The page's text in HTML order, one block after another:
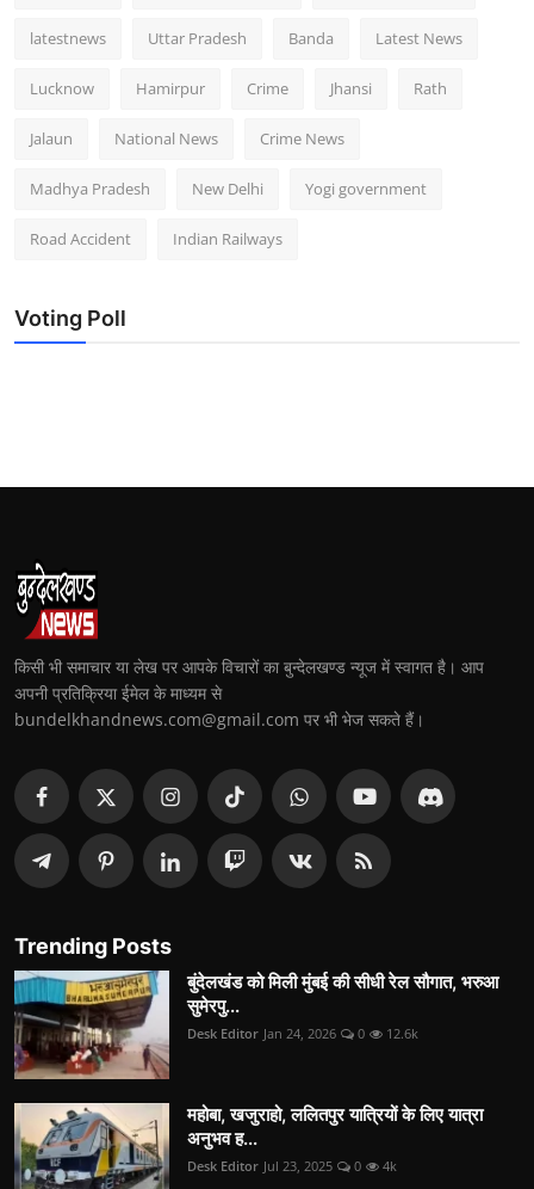
latestnews Uttar Pradesh Banda Latest News
Lucknow Hamirpur Crime Jhansi Rath
Jalaun National News Crime News
Madhya Pradesh New Delhi Yogi government
Road Accident Indian Railways
Voting Poll
किसी भी समाचार या लेख पर आपके विचारों का बुन्देलखण्ड न्यूज में स्वागत है। आप
अपनी प्रतिक्रिया ईमेल के माध्यम से
bundelkhandnews.com@gmail.com पर भी भेज सकते हैं।
Trending Posts
बुंदेलखंड को मिली मुंबई की सीधी रेल सौगात, भरुआ
सुमेरपु...
Desk Editor Jan 24, 2026 0 12.6k
महोबा, खजुराहो, ललितपुर यात्रियों के लिए यात्रा
अनुभव ह...
Desk Editor Jul 23, 2025 0 4k